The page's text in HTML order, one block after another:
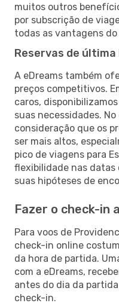
muitos outros
por subscrição de
todas as vantagens do
Reservas de última
A eDreams também
preços competitivos.
caros,
suas necessidades.
consideração que os
ser mais altos,
pico de viagens para
flexibilidade nas datas
suas hipóteses de
Fazer o check-in
Para voos de
check-in online
da hora de partida.
com a eDreams,
antes do dia da
check-in.